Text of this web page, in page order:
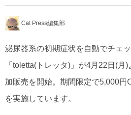
Cat Press編集部
泌尿器系の初期症状を自動でチェ
「toletta(トレッタ)」が4月22日(月
加販売を開始。期間限定で5,000円
を実施しています。